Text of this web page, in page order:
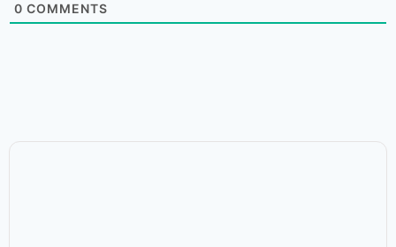
0 COMMENTS